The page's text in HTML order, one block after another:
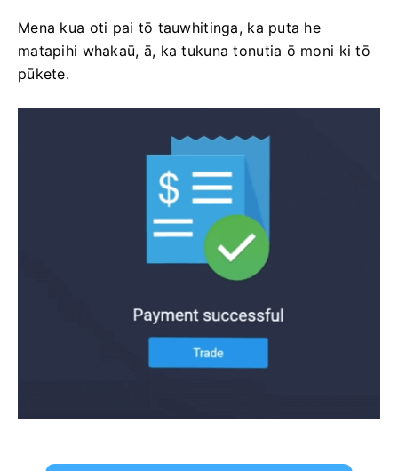
Mena kua oti pai tō tauwhitinga, ka puta he
matapihi whakaū, ā, ka tukuna tonutia ō moni ki tō
pūkete.